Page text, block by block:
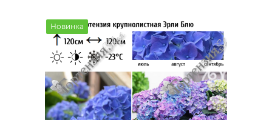
Новинка